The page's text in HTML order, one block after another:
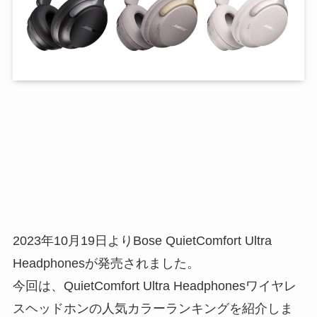
2023年10月19日よりBose QuietComfort Ultra
Headphonesが発売されました。
今回は、QuietComfort Ultra Headphonesワイヤレ
スヘッドホンの人気カラーランキングを紹介しま